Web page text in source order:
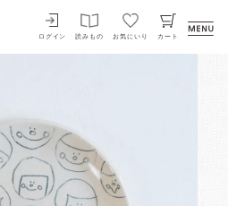
ログイン 読みもの お気にいり カート